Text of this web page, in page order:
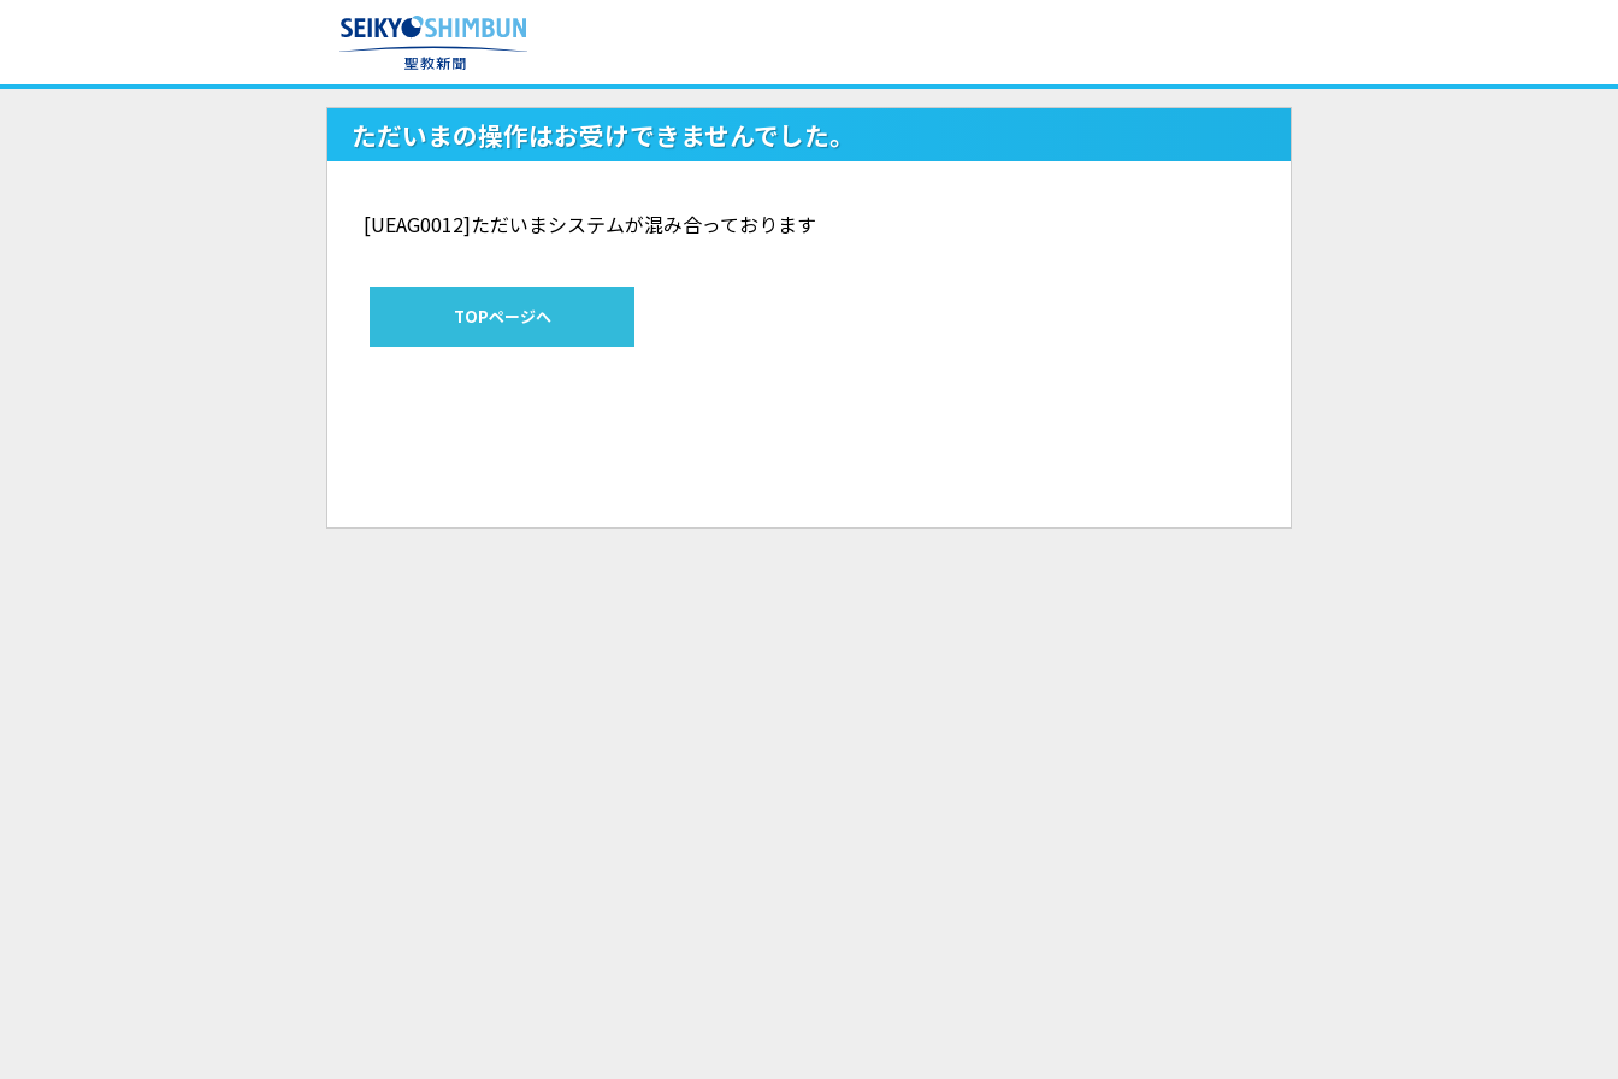
ただいまの操作はお受けできませんでした。
[UEAG0012]ただいまシステムが混み合っております
TOPページへ